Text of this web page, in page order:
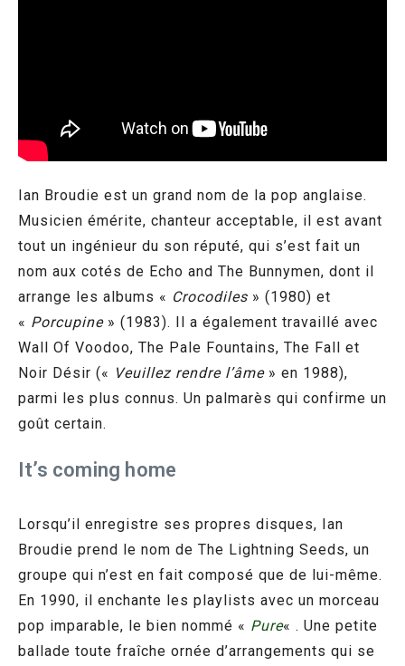
Ian Broudie est un grand nom de la pop anglaise.
Musicien émérite, chanteur acceptable, il est avant
tout un ingénieur du son réputé, qui s’est fait un
nom aux cotés de Echo and The Bunnymen, dont il
arrange les albums « Crocodiles » (1980) et
« Porcupine» (1983). Il a également travaillé avec
Wall Of Voodoo, The Pale Fountains, The Fall et
Noir Désir (« Veuillez rendre l’âme» en 1988),
parmi les plus connus. Un palmarès qui confirme un
goût certain.
It’s coming home
Lorsqu’il enregistre ses propres disques, Ian
Broudie prend le nom de The Lightning Seeds, un
groupe qui n’est en fait composé que de lui-même.
En 1990, il enchante les playlists avec un morceau
pop imparable, le bien nommé « Pure« . Une petite
ballade toute fraîche ornée d’arrangements qui se